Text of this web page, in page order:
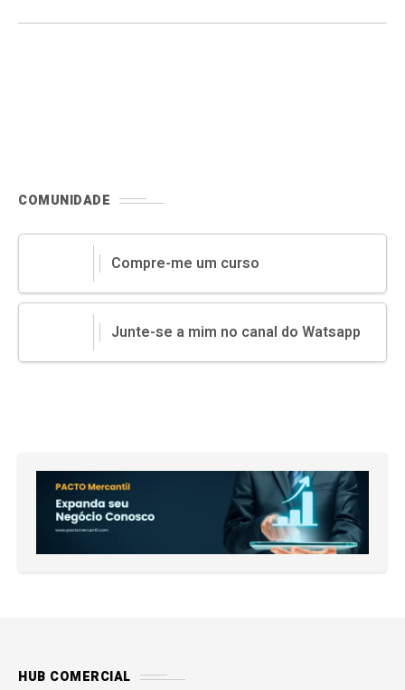
para a
COMUNIDADE
Compre-me um curso
Junte-se a mim no canal do Watsapp
HUB COMERCIAL